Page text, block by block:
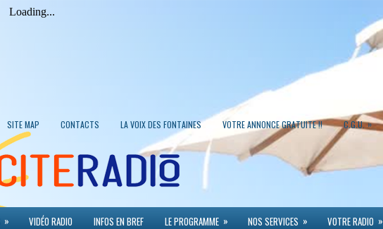
SITE MAP CONTACTS LA VOIX DES FONTAINES VOTRE ANNONCE GRATUITE !! C.G.U. »
» VIDÉO RADIO INFOS EN BREF LE PROGRAMME » NOS SERVICES » VOTRE RADIO »